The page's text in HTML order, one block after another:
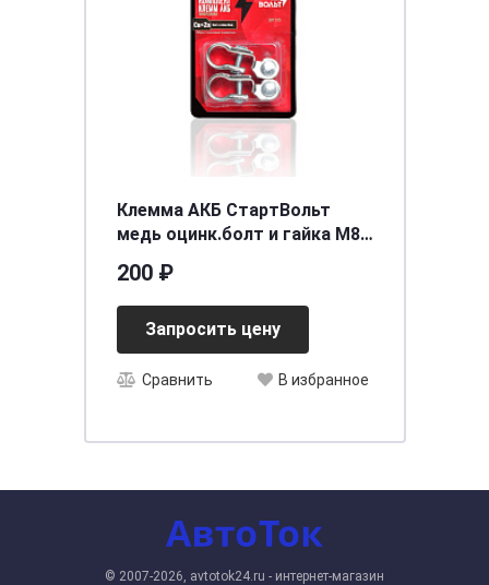
Клемма АКБ СтартВольт
медь оцинк.болт и гайка М8
200 ₽
Запросить цену
Сравнить В избранное
© 2007-2026, avtotok24.ru - интернет-магазин